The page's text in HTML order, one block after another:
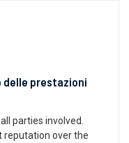
prestazioni
parties involved.
reputation over the